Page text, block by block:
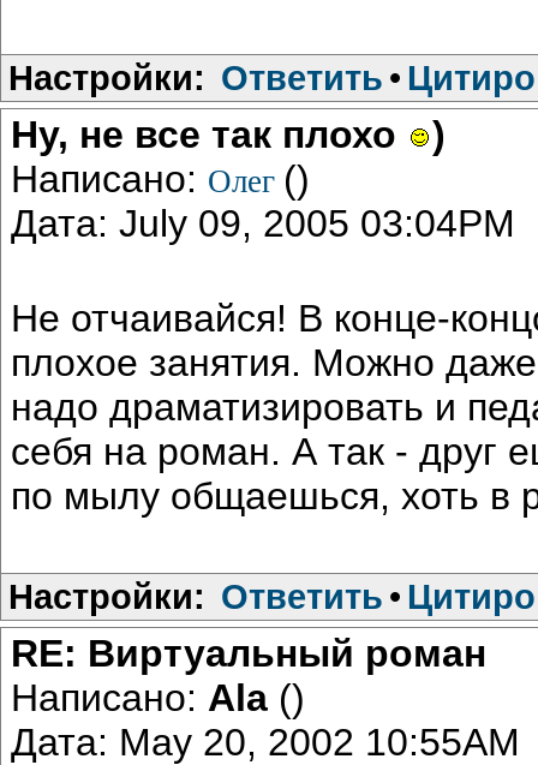
Настройки: Ответить •
Ну, не все так плохо
)
Написано: Олег ()
Дата: July 09, 2005 03:04PM
Не отчаивайся! В конце-
плохое занятия. Можно
надо драматизировать и
себя на роман. А так - друг
по мылу общаешься, хоть в
Настройки: Ответить •
RE: Виртуальный роман
Написано: Ala ()
Дата: May 20, 2002 10:55AM